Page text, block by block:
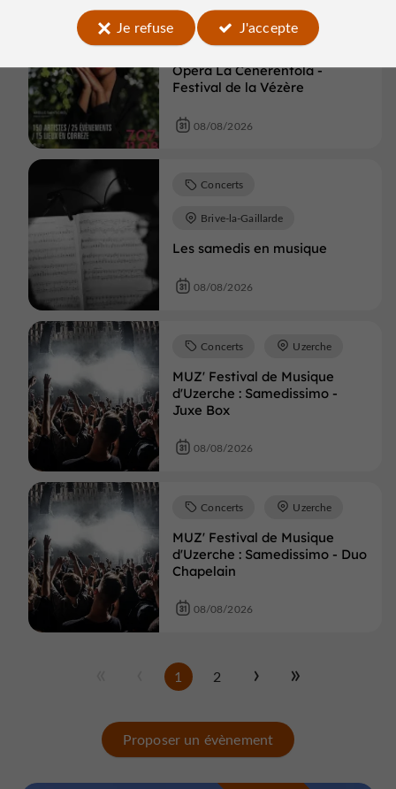
Opéra La Cenerentola -
Festival de la Vézère
Concerts Voutezac
08/08/2026
Les samedis en musique
Concerts
Brive-la-Gaillarde
08/08/2026
MUZ' Festival de Musique
d'Uzerche : Samedissimo -
Juxe Box
Concerts Uzerche
08/08/2026
MUZ' Festival de Musique
d'Uzerche : Samedissimo - Duo
Chapelain
Concerts Uzerche
08/08/2026
1 2
Proposer un évènement
Je refuse
J'accepte